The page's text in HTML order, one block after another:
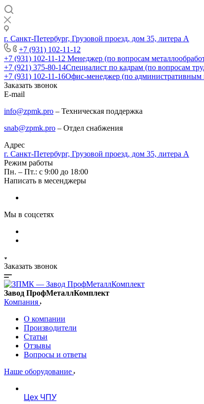
г. Санкт-Петербург, Грузовой проезд, дом 35, литера А
+7 (931) 102-11-12
+7 (931) 102-11-12 Менеджер (по вопросам
+7 (921) 375-80-14Специалист по кадрам (по вопросам
+7 (931) 102-11-16Офис-менеджер (по административным
Заказать звонок
E-mail
info@zpmk.pro – Техническая поддержка
snab@zpmk.pro – Отдел снабжения
Адрес
г. Санкт-Петербург, Грузовой проезд, дом 35, литера А
Режим работы
Пн. – Пт.: с 9:00 до 18:00
Написать в месенджеры
Мы в соцсетях
Заказать звонок
Завод ПрофМеталлКомплект
Компания
О компании
Производители
Статьи
Отзывы
Вопросы и ответы
Наше оборудование
Цех ЧПУ